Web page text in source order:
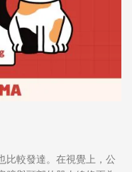
比較發達。在視覺上，公